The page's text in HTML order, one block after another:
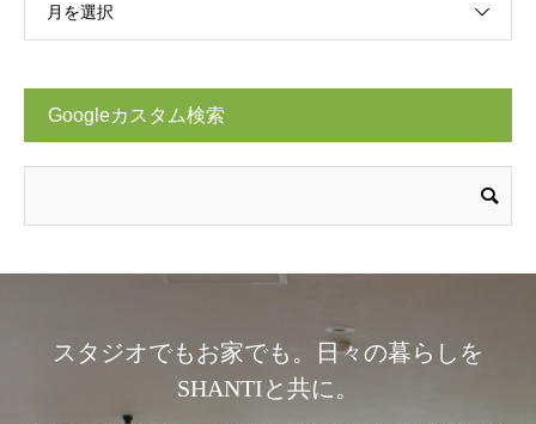
月を選択
Googleカスタム検索
スタジオでもお家でも。日々の暮らしを
SHANTIと共に。